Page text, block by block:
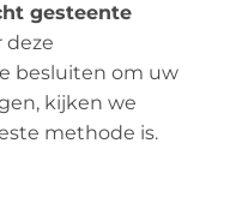
gesteente
deze
besluiten om uw
kijken we
methode is.